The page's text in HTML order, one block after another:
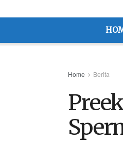
Home Berita